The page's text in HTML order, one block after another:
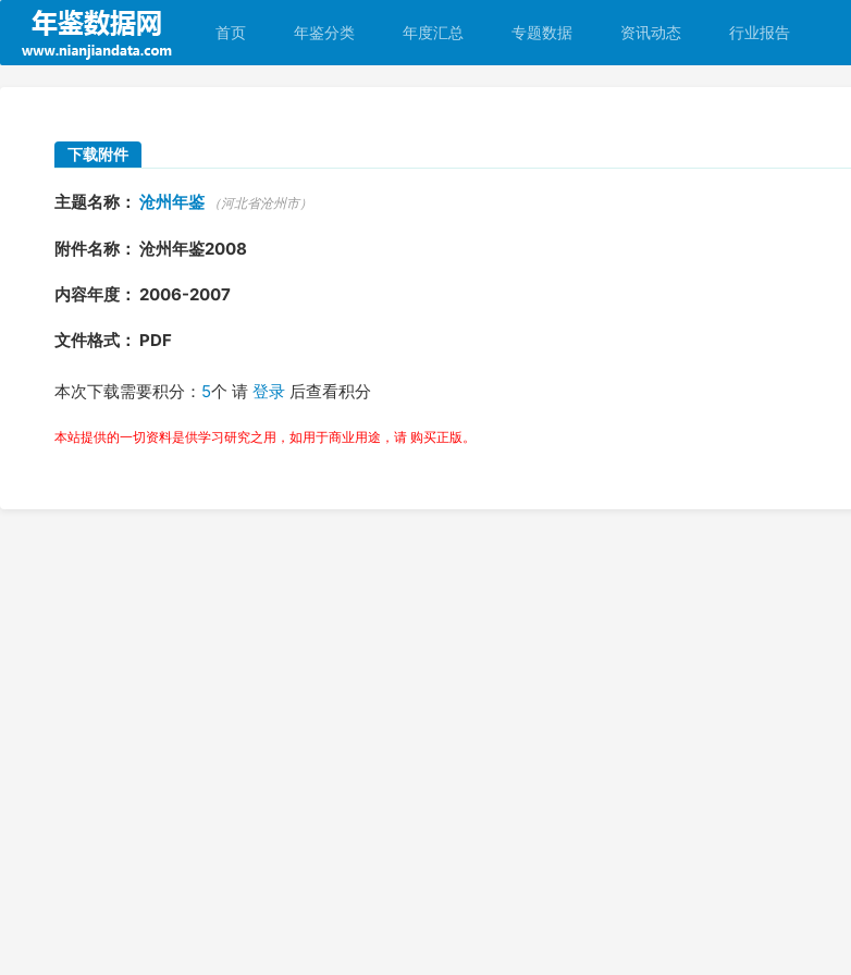
首页 年鉴分类 年度汇总 专题数据 资讯动态 行业报告
下载附件
主题名称： 沧州年鉴 （河北省沧州市）
附件名称： 沧州年鉴2008
内容年度： 2006-2007
文件格式： PDF
本次下载需要积分： 5个 请 登录 后查看积分
本站提供的一切资料是供学习研究之用，如用于商业用途，请 购买正版。